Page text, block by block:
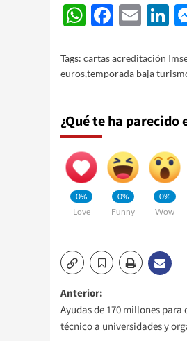
Tags: cartas acreditación
euros,temporada baja
¿Qué te ha parecido
0%
Love
0%
Funny
0%
Wow
Navegación
de
Anterior:
Ayudas de 170 millones
técnico a universidades y